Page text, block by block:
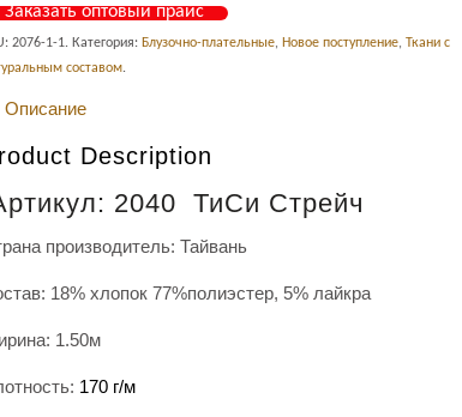
Заказать оптовый прайс
2076-1-1. Категория: Блузочно-плательные, Новое поступление, Ткани с
составом.
Описание
Description
2040 ТиСи Стрейч
производитель: Тайвань
18% хлопок 77%полиэстер, 5% лайкра
1.50м
170 г/м